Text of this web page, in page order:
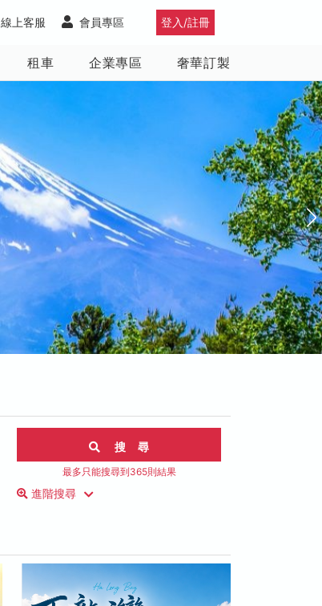
登入/註冊
會員專區
線上客服
租車 企業專區 奢華訂製
搜 尋
最多只能搜尋到365則結果
進階搜尋